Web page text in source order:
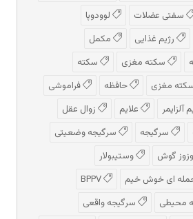
سفتی عضلات
لوودوپا
رژیم غذایی
مکمل
سکته مغزی
سکته
مغزی حافظه
فراموشی
آلزایمر علایم
زوال عقل
سرگیجه
سرگیجه وضعیتی
وزوز گوش
وستیبولار
ای خوش خیم
محیطی
سرگیجه واقعی